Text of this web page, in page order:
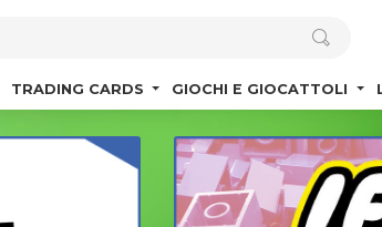
TRADING CARDS GIOCHI E GIOCATTOLI